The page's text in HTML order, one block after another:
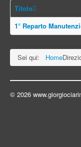
Titolo
1° Reparto
Sei qui: Home
© 2026